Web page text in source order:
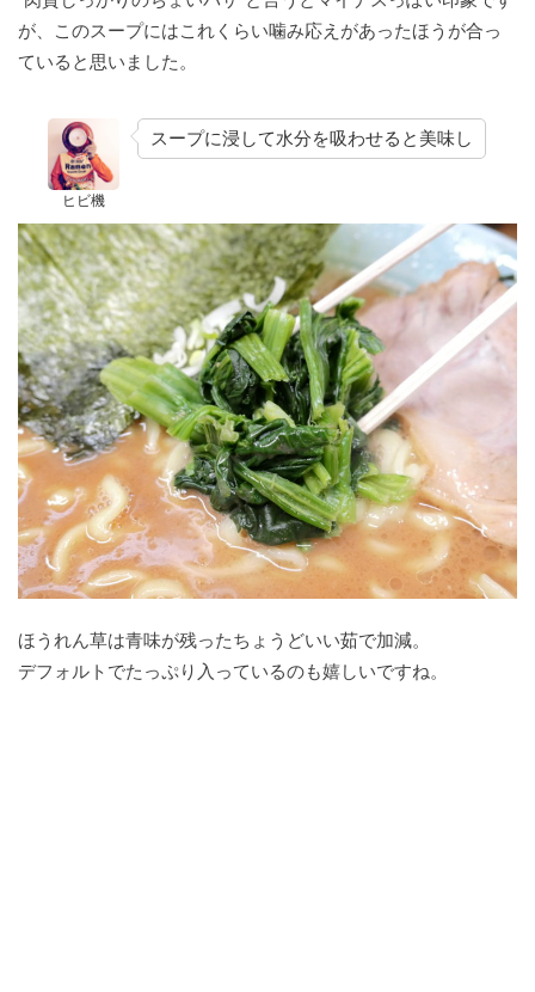
が、このスープにはこれくらい噛み応えがあったほうが合っ
ていると思いました。
ヒビ機
スープに浸して水分を吸わせると美味し
ほうれん草は青味が残ったちょうどいい茹で加減。
デフォルトでたっぷり入っているのも嬉しいですね。